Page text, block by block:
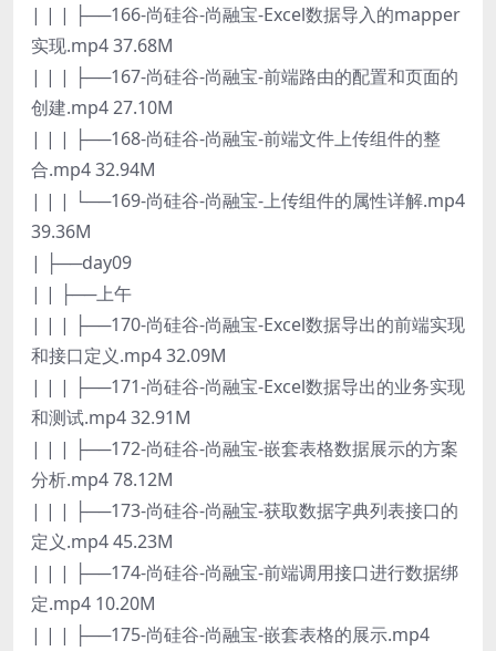
| | | ├──166-尚硅谷-尚融宝-Excel数据导入的mapper
实现.mp4 37.68M
| | | ├──167-尚硅谷-尚融宝-前端路由的配置和页面的
创建.mp4 27.10M
| | | ├──168-尚硅谷-尚融宝-前端文件上传组件的整
合.mp4 32.94M
| | | └──169-尚硅谷-尚融宝-上传组件的属性详解.mp4
39.36M
| ├──day09
| | ├──上午
| | | ├──170-尚硅谷-尚融宝-Excel数据导出的前端实现
和接口定义.mp4 32.09M
| | | ├──171-尚硅谷-尚融宝-Excel数据导出的业务实现
和测试.mp4 32.91M
| | | ├──172-尚硅谷-尚融宝-嵌套表格数据展示的方案
分析.mp4 78.12M
| | | ├──173-尚硅谷-尚融宝-获取数据字典列表接口的
定义.mp4 45.23M
| | | ├──174-尚硅谷-尚融宝-前端调用接口进行数据绑
定.mp4 10.20M
| | | ├──175-尚硅谷-尚融宝-嵌套表格的展示.mp4